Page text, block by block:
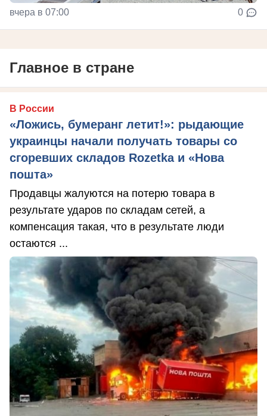
вчера в 07:00 0
Главное в стране
В России
«Ложись, бумеранг летит!»: рыдающие
украинцы начали получать товары со
сгоревших складов Rozetka и «Нова
пошта»
Продавцы жалуются на потерю товара в
результате ударов по складам сетей, а
компенсация такая, что в результате люди
остаются ...